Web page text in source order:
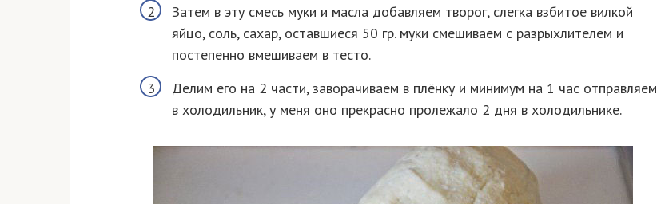
Затем в эту смесь муки и масла добавляем творог, слегка взбитое вилкой
яйцо, соль, сахар, оставшиеся 50 гр. муки смешиваем с разрыхлителем и
постепенно вмешиваем в тесто.
Делим его на 2 части, заворачиваем в плёнку и минимум на 1 час отправляем
в холодильник, у меня оно прекрасно пролежало 2 дня в холодильнике.